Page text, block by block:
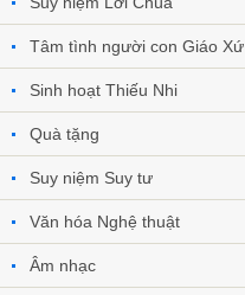
Tâm tình người con Giáo Xứ
Sinh hoạt Thiếu Nhi
Quà tặng
Suy niệm Suy tư
Văn hóa Nghệ thuật
Âm nhạc